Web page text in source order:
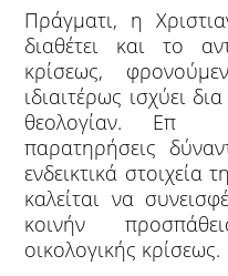
Πράγματι, η
διαθέτει και το
κρίσεως,
ιδιαιτέρως ισχύει
θεολογίαν. Επ
παρατηρήσεις
ενδεικτικά
καλείται να
κοινήν
οικολογικής κρίσεως.